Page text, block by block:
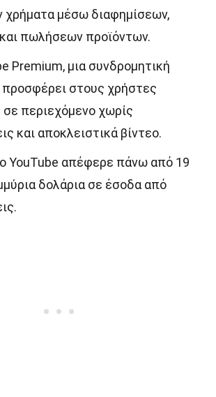
χρήματα μέσω διαφημίσεων,
πωλήσεων προϊόντων.
Premium, μια συνδρομητική
προσφέρει στους χρήστες
περιεχόμενο χωρίς
και αποκλειστικά βίντεο.
YouTube απέφερε πάνω από 19
δολάρια σε έσοδα από